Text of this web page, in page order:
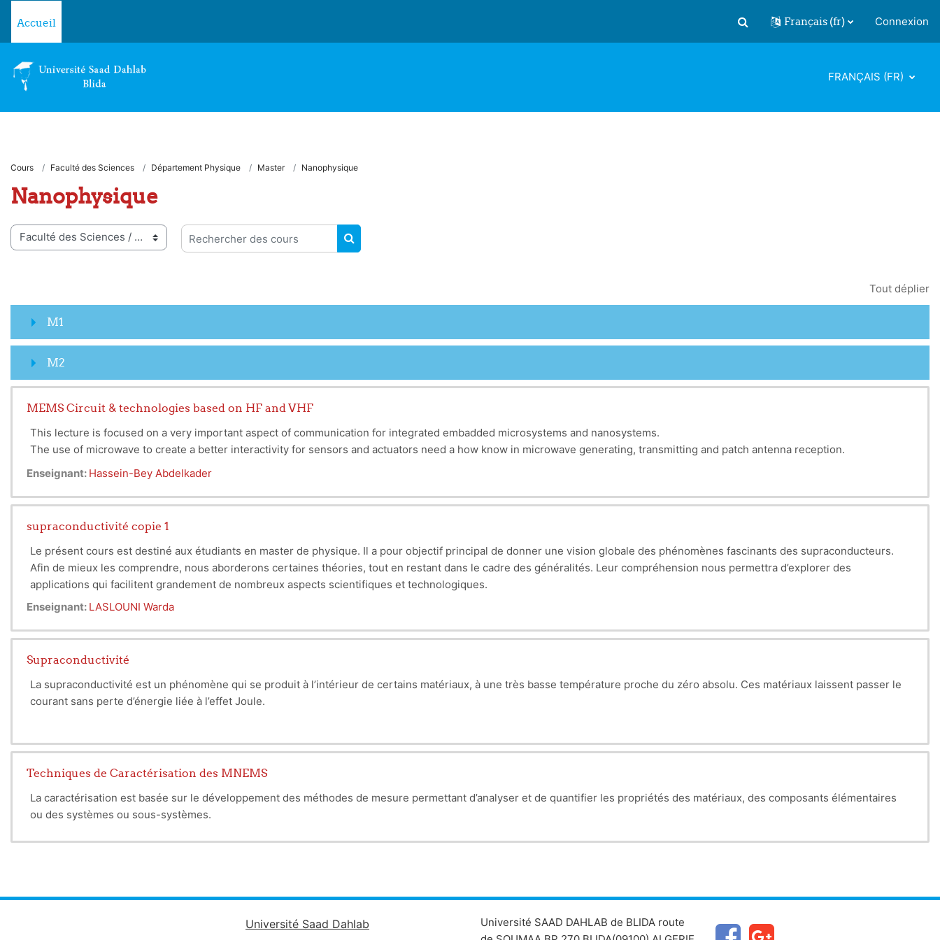
Accueil
Activer/désactiver la saisie de
Français ‎(fr)‎ Connexion
FRANÇAIS ‎(FR)‎
Cours Faculté des Sciences Département Physique Master Nanophysique
Nanophysique
de cours
Rechercher des cours
RECHERCHER DES COURS
Tout déplier
M1
M2
MEMS Circuit & technologies based on HF and VHF
This lecture is focused on a very important aspect of communication for integrated embadded microsystems and nanosystems.
The use of microwave to create a better interactivity for sensors and actuators need a how know in microwave generating, transmitting and patch antenna reception.
Enseignant: Hassein-Bey Abdelkader
supraconductivité copie 1
Le présent cours est destiné aux étudiants en master de physique. Il a pour objectif principal de donner une vision globale des phénomènes fascinants des supraconducteurs.
Afin de mieux les comprendre, nous aborderons certaines théories, tout en restant dans le cadre des généralités. Leur compréhension nous permettra d’explorer des
applications qui facilitent grandement de nombreux aspects scientifiques et technologiques.
Enseignant: LASLOUNI Warda
Supraconductivité
La supraconductivité est un phénomène qui se produit à l’intérieur de certains matériaux, à une très basse température proche du zéro absolu. Ces matériaux laissent passer le
courant sans perte d’énergie liée à l’effet Joule.
Techniques de Caractérisation des MNEMS
La caractérisation est basée sur le développement des méthodes de mesure permettant d’analyser et de quantifier les propriétés des matériaux, des composants élémentaires
ou des systèmes ou sous-systèmes.
Université Saad Dahlab
Université SAAD DAHLAB de BLIDA route